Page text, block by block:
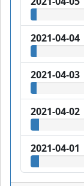
2021-04-04
2021-04-03
2021-04-02
2021-04-01